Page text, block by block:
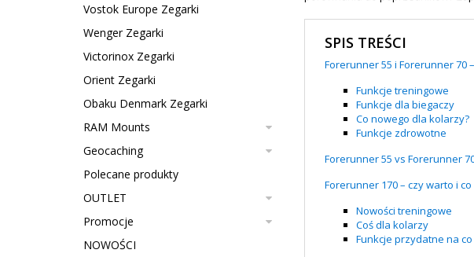
Vostok Europe Zegarki
Wenger Zegarki
Victorinox Zegarki
Orient Zegarki
Obaku Denmark Zegarki
RAM Mounts
Geocaching
Polecane produkty
OUTLET
Promocje
NOWOŚCI
SPIS TREŚCI
Forerunner 55 i Forerunner 70
Funkcje treningowe
Funkcje dla biegaczy
Co nowego dla kolarzy?
Funkcje zdrowotne
Forerunner 55 vs Forerunner
Forerunner 170 – czy warto i
Nowości treningowe
Coś dla kolarzy
Funkcje przydatne na